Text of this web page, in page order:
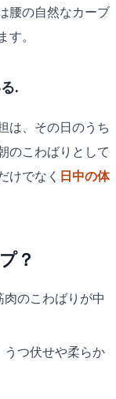
腰の自然なカーブ
す。
.
は、その日のうち
のこわばりとして
けでなく 日中の体
？
のこわばりが中
つ伏せや柔らか